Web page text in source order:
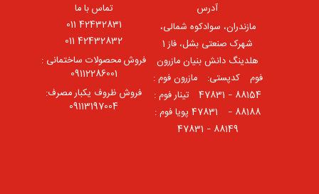
آدرس
مازندران، سوادکوه شمالی،
شهرک صنعتی بشل، فاز 1
هلدینگ دانش بنیان مازرون
فوم ⠀کدپستی: ⠀مازرون فوم :
88154 – 47831 ⠀تینار فوم :
88188 – 47831⠀ پویا فوم :
88149 – 47831
تماس با ما
42432831 011
42432832 011
فروش محصولات ساختمانی :
09112286001
فروش ظروف یکبار مصرف:
09113197004